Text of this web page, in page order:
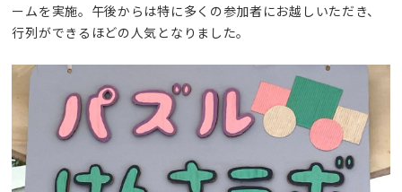
ームを実施。午後からは特に多くの参加者にお越しいただき、
行列ができるほどの人気となりました。